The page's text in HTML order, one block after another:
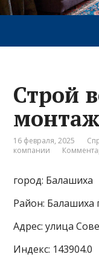
Строй
16 февраля, 2025
компании
город: Балашиха
Район: Балашиха
Адрес: улица
Индекс: 143904.0